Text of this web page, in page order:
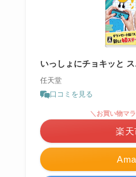
いっしょにチョキッと
任天堂
口コミを見る
＼お買い物マ
楽